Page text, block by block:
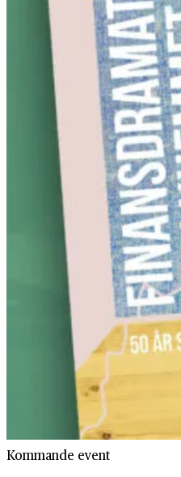
Kommande event